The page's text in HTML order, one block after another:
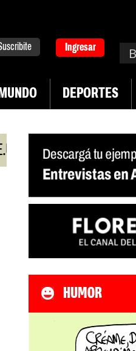
Ingresar
MUNDO DEPORTES
| Miguel Díaz-
HUMOR